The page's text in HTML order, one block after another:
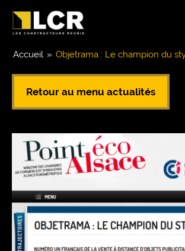
Accueil » Objetrama : Le champion du
Retour au menu actualités